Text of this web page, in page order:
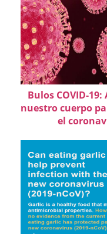
Bulos COVID-
nuestro cuerpo
el